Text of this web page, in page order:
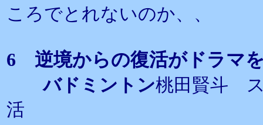
ころでとれないのか、、
6 逆境からの復活がドラマ
バドミントン桃田賢斗 ス
活